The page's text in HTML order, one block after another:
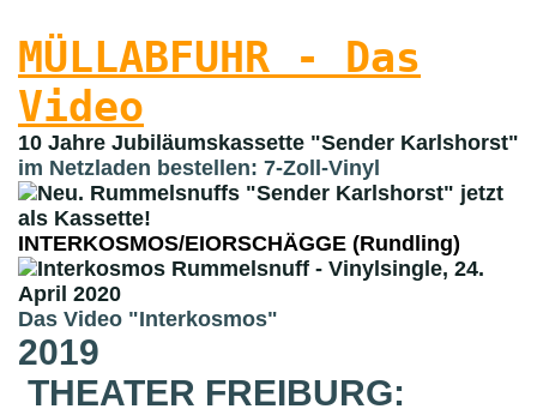
MÜLLABFUHR - Das
Video
10 Jahre Jubiläumskassette "Sender Karlshorst"
im Netzladen bestellen: 7-Zoll-Vinyl
INTERKOSMOS/EIORSCHÄGGE (Rundling)
Das Video "Interkosmos"
2019
THEATER FREIBURG: